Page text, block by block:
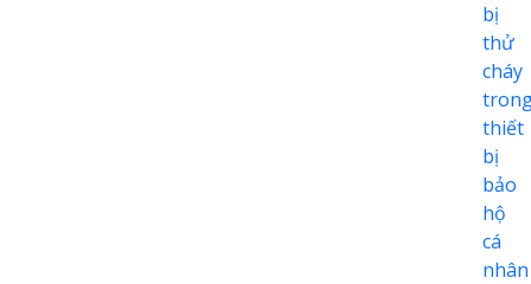
bị
thử
cháy
thiết
bị
bảo
hộ
cá
nhân